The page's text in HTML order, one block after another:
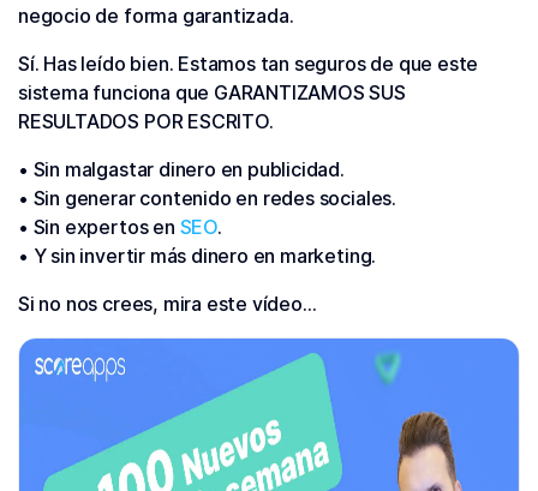
negocio de forma garantizada.
Sí. Has leído bien. Estamos tan seguros de que este
sistema funciona que GARANTIZAMOS SUS
RESULTADOS POR ESCRITO.
• Sin malgastar dinero en publicidad.
• Sin generar contenido en redes sociales.
• Sin expertos en SEO.
• Y sin invertir más dinero en marketing.
Si no nos crees, mira este vídeo…